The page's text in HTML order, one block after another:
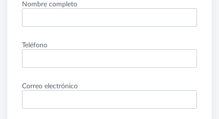
Nombre completo
Teléfono
Correo electrónico